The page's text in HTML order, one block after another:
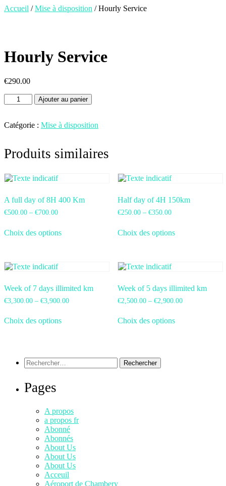
Accueil /Mise à disposition / Hourly Service
Hourly Service
€290.00
Ajouter au panier
Catégorie : Mise à disposition
Produits similaires
A full day of 8H 400 Km
€500.00 – €700.00
Choix des options
Half day of 4H 150km
€250.00– €350.00
Choix des options
Week of 7 days illimited km
€3,300.00 – €3,900.00
Choix des options
Week of 5 days illimited km
€2,500.00– €2,900.00
Choix des options
Pages
A propos
a propos fr
Abonné
Abonnés
About Us
About Us
About Us
Acceuil
Aéroport de Chambery